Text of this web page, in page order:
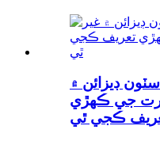
ڊيزائن ۾
جي ڪهڙي
ڪجي ٿي